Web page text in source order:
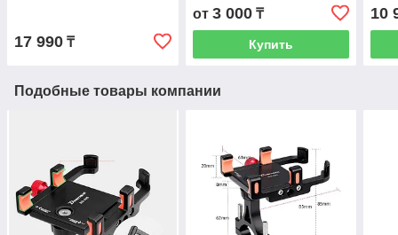
17 990 ₸
от 3 000₸
Купить
10
Подобные товары компании